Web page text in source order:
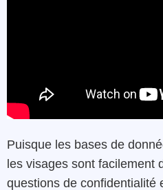
Puisque les bases de
les visages sont facilement
questions de confidentialité